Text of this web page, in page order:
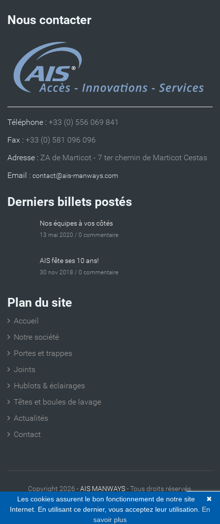
Nous contacter
Téléphone : +33 (0) 556 069 841
Fax : +33 (0) 581 096 096
Adresse : ZA de Marticot - 7 ter chemin de Marticot Cestas
Email :
Derniers billets postés
Nos équipes à vos côtés
13 mai 2020 / 0 commentaire
AIS fête ses 10 ans!
30 nov 2018 / 0 commentaire
Plan du site
Accueil
Notre société
Portes et trappes
Joints
Hublots & éclairages
Têtes et boules de lavage
Actualités
Contact
Copyright 2026 -AIS MANWAYS- Tous droits réservés.
Informations légales|Contact| Plan du site
✖
Les cookies assurent le bon fonctionnement de notre site
Internet. En utilisant ce dernier, vous acceptez leur utilisation. En
savoir plus